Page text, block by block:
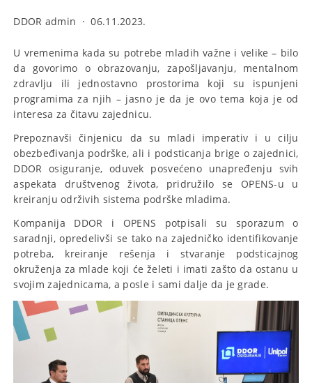
DDOR admin ·06.11.2023.
U vremenima kada su potrebe mladih važne i velike – bilo
da govorimo o obrazovanju, zapošljavanju, mentalnom
zdravlju ili jednostavno prostorima koji su ispunjeni
programima za njih – jasno je da je ovo tema koja je od
interesa za čitavu zajednicu.
Prepoznavši činjenicu da su mladi imperativ i u cilju
obezbeđivanja podrške, ali i podsticanja brige o zajednici,
DDOR osiguranje, oduvek posvećeno unapređenju svih
aspekata društvenog života, pridružilo se OPENS-u u
kreiranju održivih sistema podrške mladima.
Kompanija DDOR i OPENS potpisali su sporazum o
saradnji, opredelivši se tako na zajedničko identifikovanje
potreba, kreiranje rešenja i stvaranje podsticajnog
okruženja za mlade koji će želeti i imati zašto da ostanu u
svojim zajednicama, a posle i sami dalje da je grade.